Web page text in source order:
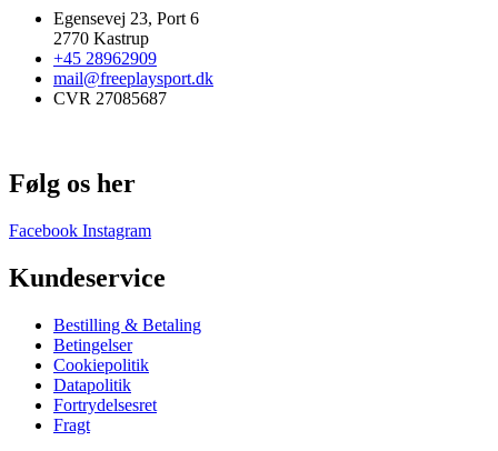
Egensevej 23, Port 6
2770 Kastrup
+45 28962909
mail@freeplaysport.dk
CVR 27085687
Følg os her
Facebook Instagram
Kundeservice
Bestilling & Betaling
Betingelser
Cookiepolitik
Datapolitik
Fortrydelsesret
Fragt